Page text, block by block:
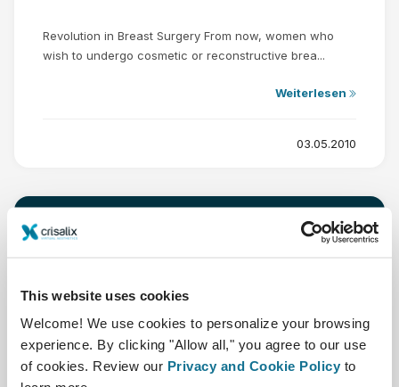
This website uses cookies
Welcome! We use cookies to personalize your browsing
experience. By clicking "Allow all," you agree to our use
of cookies. Review our Privacy and Cookie Policy to
Revolution in Breast Surgery From now, women who
wish to undergo cosmetic or reconstructive brea...
Weiterlesen
03.05.2010
Crisalix, a pioneer in 3d simulations